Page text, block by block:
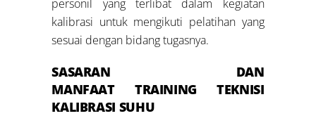
personil yang terlibat dalam kegiatan
kalibrasi untuk mengikuti pelatihan yang
sesuai dengan bidang tugasnya.
SASARAN DAN
MANFAAT TRAININGTEKNISI
KALIBRASI SUHU